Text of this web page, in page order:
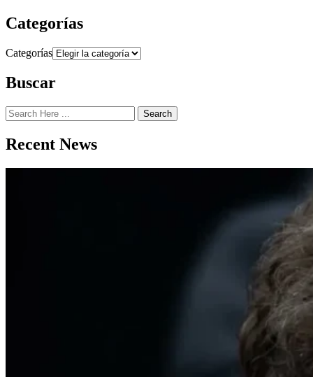
Categorías
Categorías
Buscar
Search
Recent News